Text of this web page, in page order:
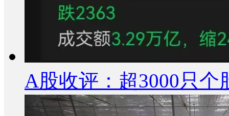
A股收评：超3000只个